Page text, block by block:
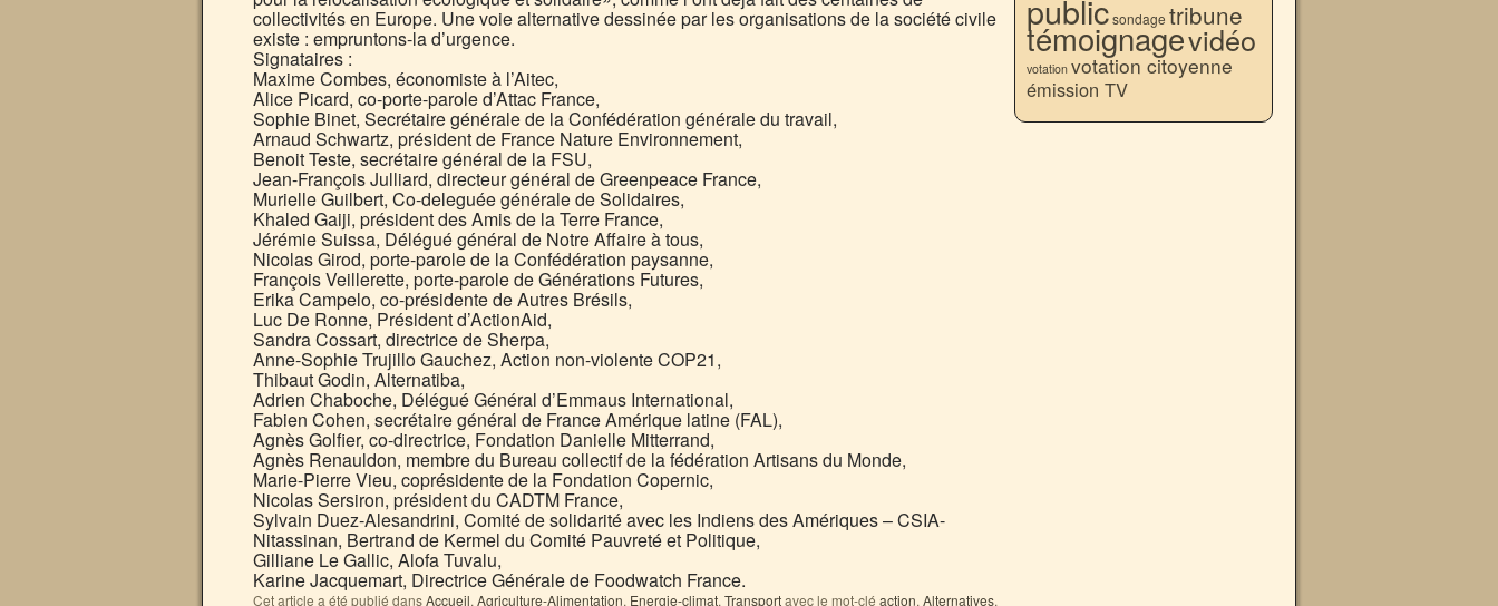
collectivités en Europe. Une voie alternative dessinée par les organisations de la société civile
existe : empruntons-la d’urgence.
Signataires :
Maxime Combes, économiste à l’Aitec,
Alice Picard, co-porte-parole d’Attac France,
Sophie Binet, Secrétaire générale de la Confédération générale du travail,
Arnaud Schwartz, président de France Nature Environnement,
Benoit Teste, secrétaire général de la FSU,
Jean-François Julliard, directeur général de Greenpeace France,
Murielle Guilbert, Co-deleguée générale de Solidaires,
Khaled Gaiji, président des Amis de la Terre France,
Jérémie Suissa, Délégué général de Notre Affaire à tous,
Nicolas Girod, porte-parole de la Confédération paysanne,
François Veillerette, porte-parole de Générations Futures,
Erika Campelo, co-présidente de Autres Brésils,
Luc De Ronne, Président d’ActionAid,
Sandra Cossart, directrice de Sherpa,
Anne-Sophie Trujillo Gauchez, Action non-violente COP21,
Thibaut Godin, Alternatiba,
Adrien Chaboche, Délégué Général d’Emmaus International,
Fabien Cohen, secrétaire général de France Amérique latine (FAL),
Agnès Golfier, co-directrice, Fondation Danielle Mitterrand,
Agnès Renauldon, membre du Bureau collectif de la fédération Artisans du Monde,
Marie-Pierre Vieu, coprésidente de la Fondation Copernic,
Nicolas Sersiron, président du CADTM France,
Sylvain Duez-Alesandrini, Comité de solidarité avec les Indiens des Amériques – CSIA-
Nitassinan, Bertrand de Kermel du Comité Pauvreté et Politique,
Gilliane Le Gallic, Alofa Tuvalu,
Karine Jacquemart, Directrice Générale de Foodwatch France.
Cet article a été publié dansAccueil, Agriculture-Alimentation, Energie-climat, Transportavec le mot-clé action, Alternatives,
publicsondage tribune
témoignagevidéo
votation votation citoyenne
émission TV